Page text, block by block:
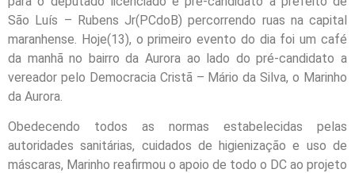
São Luís – Rubens Jr(PCdoB) percorrendo ruas na capital
maranhense. Hoje(13), o primeiro evento do dia foi um café
da manhã no bairro da Aurora ao lado do pré-candidato a
vereador pelo Democracia Cristã – Mário da Silva, o Marinho
da Aurora.
Obedecendo todos as normas estabelecidas pelas
autoridades sanitárias, cuidados de higienização e uso de
máscaras, Marinho reafirmou o apoio de todo o DC ao projeto